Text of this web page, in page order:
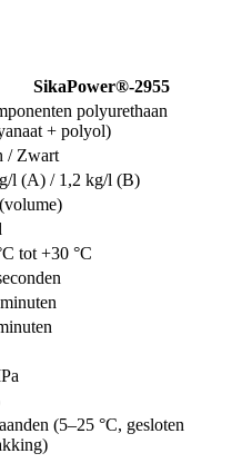
SikaPower®-2955
polyurethaan
+ polyol)
/ Zwart
l (A) / 1,2 kg/l (B)
tot +30 °C
(5–25 °C, gesloten